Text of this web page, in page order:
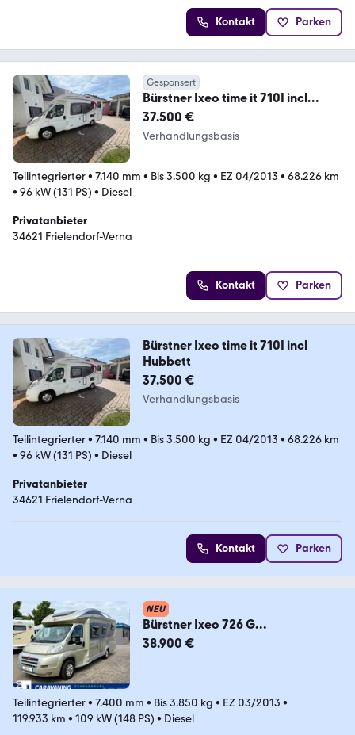
Kontakt Parken
Gesponsert
Bürstner Ixeo time it 710I incl
Hubbett
37.500 €
Verhandlungsbasis
Teilintegrierter• 7.140 mm • Bis 3.500 kg • EZ 04/2013 • 68.226 km
• 96 kW (131 PS) • Diesel
Privatanbieter
34621 Frielendorf-Verna
Kontakt Parken
Bürstner Ixeo time it 710I incl
Hubbett
37.500 €
Verhandlungsbasis
Teilintegrierter• 7.140 mm • Bis 3.500 kg • EZ 04/2013 • 68.226 km
• 96 kW (131 PS) • Diesel
Privatanbieter
34621 Frielendorf-Verna
Kontakt Parken
NEU
Bürstner Ixeo 726 G
Hubbett#Markise#Solar#AHZV
38.900 €
Teilintegrierter• 7.400 mm • Bis 3.850 kg • EZ 03/2013 •
119.933 km • 109 kW (148 PS) • Diesel